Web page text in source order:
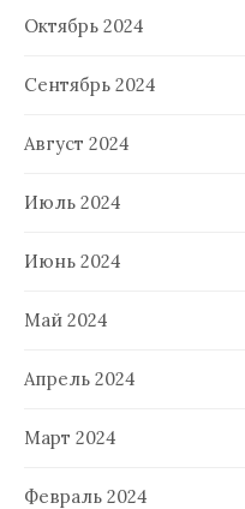
Октябрь 2024
Сентябрь 2024
Август 2024
Июль 2024
Июнь 2024
Май 2024
Апрель 2024
Март 2024
Февраль 2024